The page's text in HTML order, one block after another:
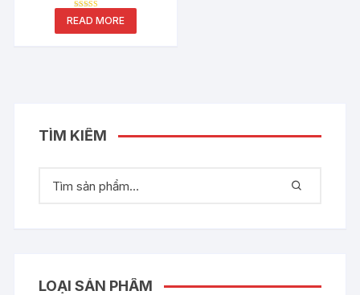
Rated
5.00
READ MORE
TÌM KIẾM
LOẠI SẢN PHẨM